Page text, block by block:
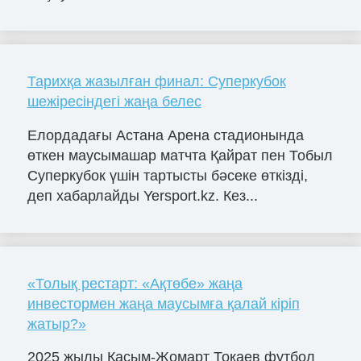
Тарихқа жазылған финал: Суперкубок
шежіресіндегі жаңа белес
Елордадағы Астана Арена стадионында
өткен маусымашар матчта Қайрат пен Тобыл
Суперкубок үшін тартысты бәсеке өткізді,
деп хабарлайды Yersport.kz. Кез...
«Толық рестарт: «Ақтөбе» жаңа
инвестормен жаңа маусымға қалай кіріп
жатыр?»
2025 жылы Қасым-Жомарт Тоқаев футбол